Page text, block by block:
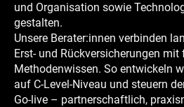
und Organisation sowie
gestalten.
Unsere Berater:innen verbinden
Erst- und Rückversicherungen mit
Methodenwissen. So entwickeln
auf C-Level-Niveau und steuern
Go-live – partnerschaftlich,